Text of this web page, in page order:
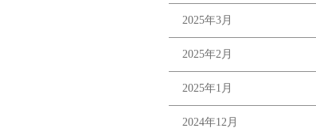
2025年3月
2025年2月
2025年1月
2024年12月